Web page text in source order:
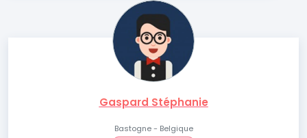
Gaspard Stéphanie
Bastogne - Belgique